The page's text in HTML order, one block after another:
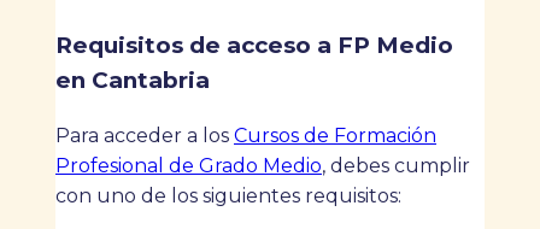
Requisitos de acceso a FP Medio
en Cantabria
Para acceder a los Cursos de Formación
Profesional de Grado Medio, debes cumplir
con uno de los siguientes requisitos: